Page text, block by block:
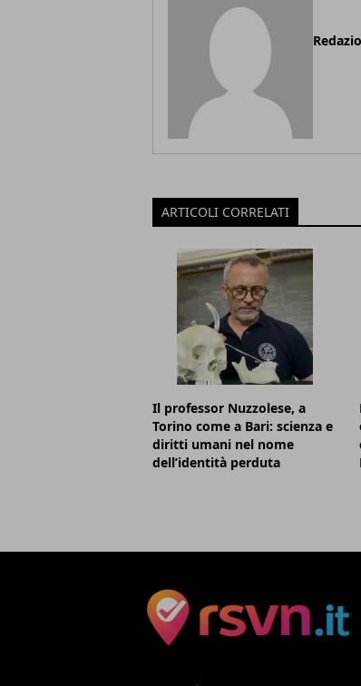
ARTICOLI CORRELATI
Il professor Nuzzolese, a
Torino come a Bari: scienza e
diritti umani nel nome
dell’identità perduta